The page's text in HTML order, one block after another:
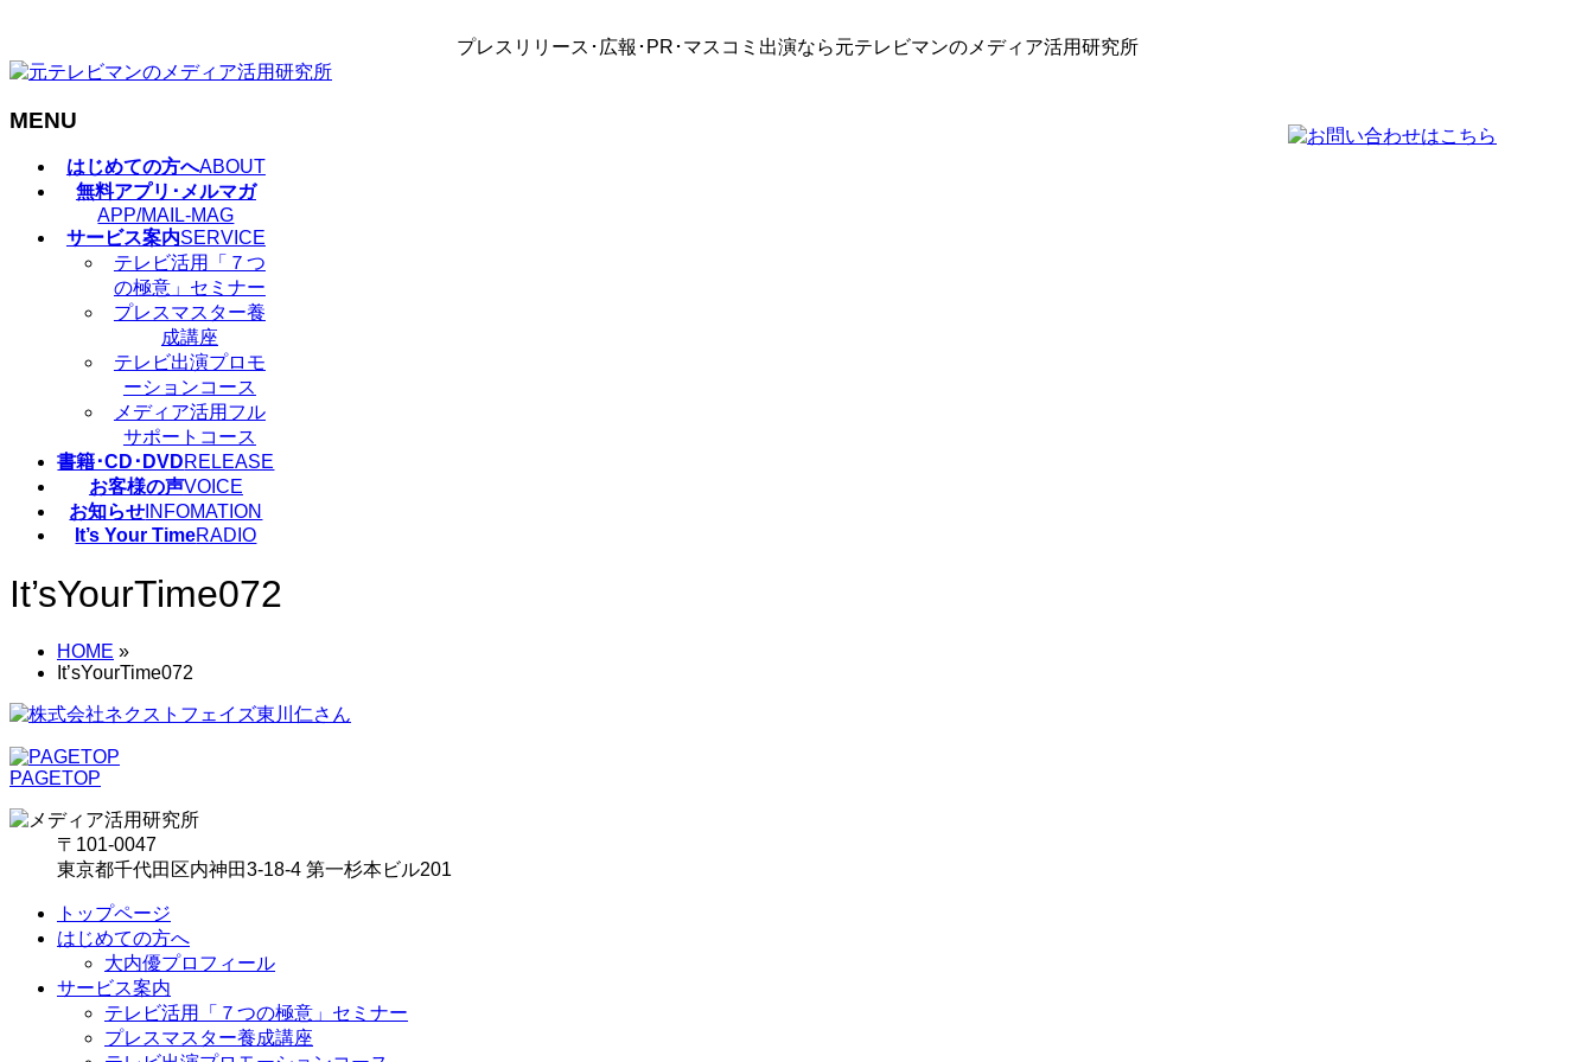
プレスリリース･広報･PR･マスコミ出演なら元テレビマンのメディア活用研究所
MENU
はじめての方へABOUT
無料アプリ･メルマガ
APP/MAIL-MAG
サービス案内SERVICE
テレビ活用「７つ
の極意」セミナー
プレスマスター養
成講座
テレビ出演プロモ
ーションコース
メディア活用フル
サポートコース
書籍･CD･DVDRELEASE
お客様の声VOICE
お知らせ INFOMATION
It’s Your TimeRADIO
It’sYourTime072
HOME »
It’sYourTime072
PAGETOP
〒101-0047
東京都千代田区内神田3-18-4 第一杉本ビル201
トップページ
はじめての方へ
大内優プロフィール
サービス案内
テレビ活用「７つの極意」セミナー
プレスマスター養成講座